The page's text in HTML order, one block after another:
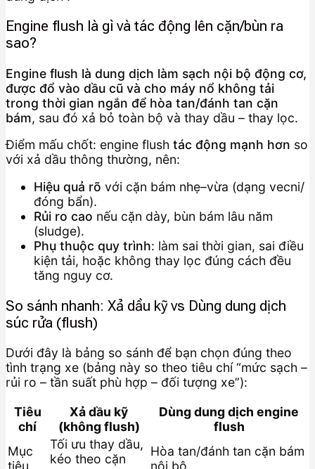
Engine flush là gì và tác động lên cặn/bùn ra
sao?
Engine flush là dung dịch làm sạch nội bộ động cơ,
được đổ vào dầu cũ và cho máy nổ không tải
trong thời gian ngắn để hòa tan/đánh tan cặn
bám, sau đó xả bỏ toàn bộ và thay dầu – thay lọc.
Điểm mấu chốt: engine flush tác động mạnh hơn so
với xả dầu thông thường, nên:
Hiệu quả rõ với cặn bám nhẹ–vừa (dạng vecni/
đóng bẩn).
Rủi ro cao nếu cặn dày, bùn bám lâu năm
(sludge).
Phụ thuộc quy trình: làm sai thời gian, sai điều
kiện tải, hoặc không thay lọc đúng cách đều
tăng nguy cơ.
So sánh nhanh: Xả dầu kỹ vs Dùng dung dịch
súc rửa (flush)
Dưới đây là bảng so sánh để bạn chọn đúng theo
tình trạng xe (bảng này so theo tiêu chí “mức sạch –
rủi ro – tần suất phù hợp – đối tượng xe”):
Tiêu
chí
Xả dầu kỹ
(không flush)
Dùng dung dịch engine
flush
Mục
tiêu
Tối ưu thay dầu,
kéo theo cặn
Hòa tan/đánh tan cặn bám
nội bộ